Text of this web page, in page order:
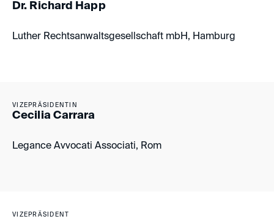
Dr. Richard Happ
Luther Rechtsanwaltsgesellschaft mbH, Hamburg
VIZEPRÄSIDENTIN
Cecilia Carrara
Legance Avvocati Associati, Rom
VIZEPRÄSIDENT